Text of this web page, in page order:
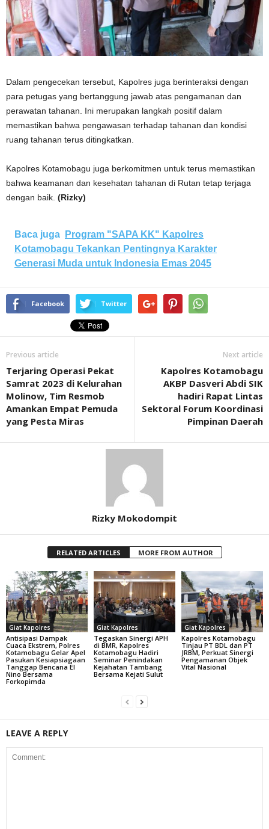
Dalam pengecekan tersebut, Kapolres juga berinteraksi dengan
para petugas yang bertanggung jawab atas pengamanan dan
perawatan tahanan. Ini merupakan langkah positif dalam
memastikan bahwa pengawasan terhadap tahanan dan kondisi
ruang tahanan terus ditingkatkan.
Kapolres Kotamobagu juga berkomitmen untuk terus memastikan
bahwa keamanan dan kesehatan tahanan di Rutan tetap terjaga
dengan baik. (Rizky)
Baca juga
Program "SAPA KK" Kapolres
Kotamobagu Tekankan Pentingnya Karakter
Generasi Muda untuk Indonesia Emas 2045
Facebook Twitter
Previous article
Terjaring Operasi Pekat
Samrat 2023 di Kelurahan
Molinow, Tim Resmob
Amankan Empat Pemuda
yang Pesta Miras
Next article
Kapolres Kotamobagu
AKBP Dasveri Abdi SIK
hadiri Rapat Lintas
Sektoral Forum Koordinasi
Pimpinan Daerah
Rizky Mokodompit
RELATED ARTICLES MORE FROM AUTHOR
Giat Kapolres
Antisipasi Dampak
Cuaca Ekstrem, Polres
Kotamobagu Gelar Apel
Pasukan Kesiapsiagaan
Tanggap Bencana El
Nino Bersama
Forkopimda
Giat Kapolres
Tegaskan Sinergi APH
di BMR, Kapolres
Kotamobagu Hadiri
Seminar Penindakan
Kejahatan Tambang
Bersama Kejati Sulut
Giat Kapolres
Kapolres Kotamobagu
Tinjau PT BDL dan PT
JRBM, Perkuat Sinergi
Pengamanan Objek
Vital Nasional
LEAVE A REPLY